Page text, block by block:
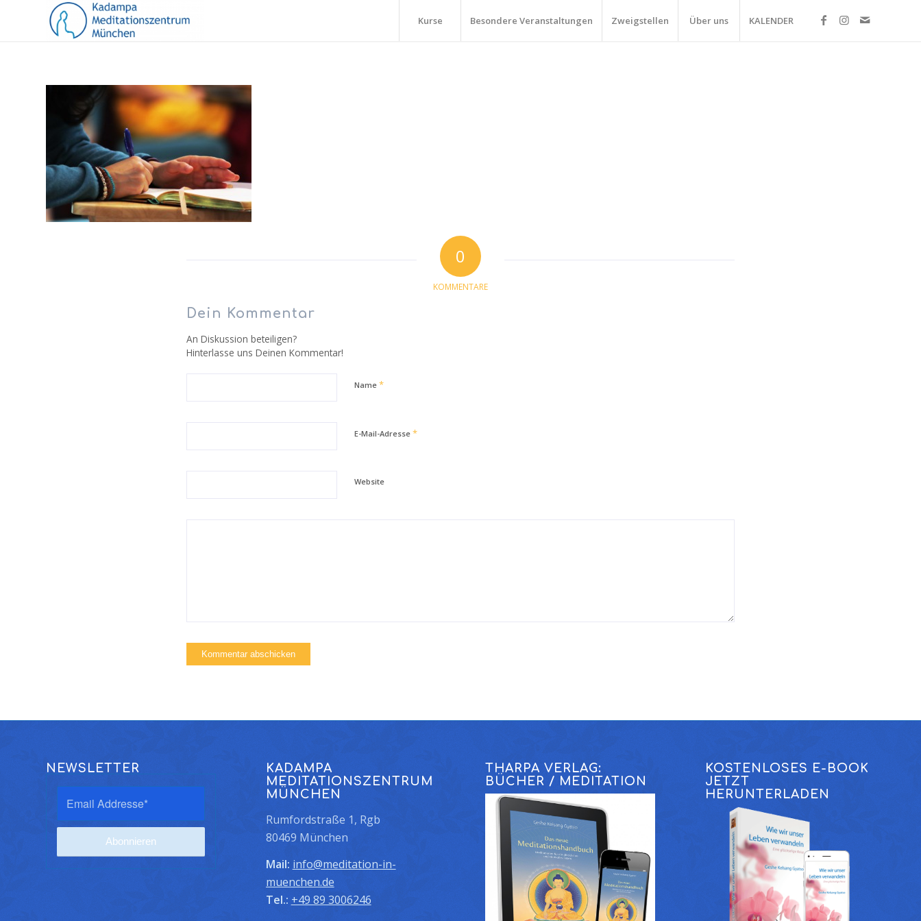
Kurse Besondere Veranstaltungen Zweigstellen Über uns KALENDER
0
KOMMENTARE
Dein Kommentar
An Diskussion beteiligen?
Hinterlasse uns Deinen Kommentar!
Name *
E-Mail-Adresse *
Website
NEWSLETTER
KADAMPA
MEDITATIONSZENTRUM
MÜNCHEN
Rumfordstraße 1, Rgb
80469 München
Mail: info@meditation-in-
muenchen.de
Tel.: +49 89 3006246
THARPA VERLAG:
BÜCHER / MEDITATION
KOSTENLOSES E-BOOK
JETZT
HERUNTERLADEN